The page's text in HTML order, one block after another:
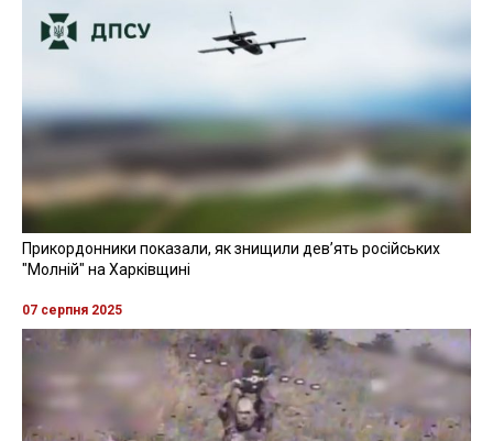
Прикордонники показали, як знищили девʼять російських
"Молній" на Харківщині
07 серпня 2025